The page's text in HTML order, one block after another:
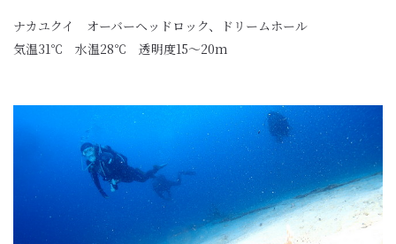
ナカユクイ オーバーヘッドロック、ドリームホール
気温31℃ 水温28℃ 透明度15〜20m